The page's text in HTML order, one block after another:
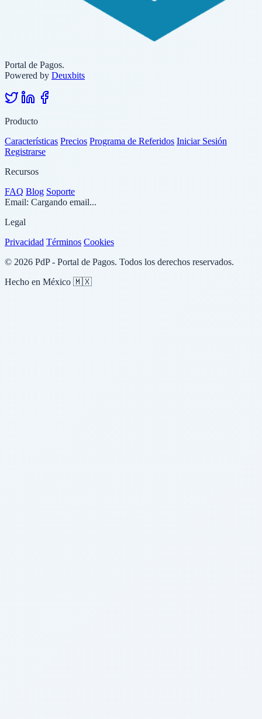
Portal de Pagos.
Powered by Deuxbits
Producto
Características Precios Programa de Referidos Iniciar Sesión
Registrarse
Recursos
FAQ Blog Soporte
Email: Cargando email...
Legal
Privacidad Términos Cookies
© 2026 PdP - Portal de Pagos. Todos los derechos reservados.
Hecho en México 🇲🇽